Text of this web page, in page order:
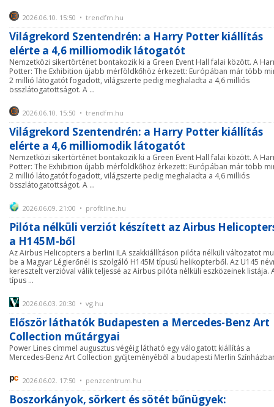
2026.06.10. 15:50 • trendfm.hu
Világrekord Szentendrén: a Harry Potter kiállítás
elérte a 4,6 milliomodik látogatót
Nemzetközi sikertörténet bontakozik ki a Green Event Hall falai között. A
Potter: The Exhibition újabb mérföldkőhöz érkezett: Európában már több
2 millió látogatót fogadott, világszerte pedig meghaladta a 4,6 milliós
összlátogatottságot. A ...
2026.06.10. 15:50 • trendfm.hu
Világrekord Szentendrén: a Harry Potter kiállítás
elérte a 4,6 milliomodik látogatót
Nemzetközi sikertörténet bontakozik ki a Green Event Hall falai között. A
Potter: The Exhibition újabb mérföldkőhöz érkezett: Európában már több
2 millió látogatót fogadott, világszerte pedig meghaladta a 4,6 milliós
összlátogatottságot. A ...
2026.06.09. 21:00 • profitline.hu
Pilóta nélküli verziót készített az Airbus
a H145M-ből
Az Airbus Helicopters a berlini ILA szakkiállításon pilóta nélküli változatot
be a Magyar Légierőnél is szolgáló H145M típusú helikopterből. Az U145
keresztelt verzióval válik teljessé az Airbus pilóta nélküli eszközeinek listája.
típus ...
2026.06.03. 20:30 • vg.hu
Először láthatók Budapesten a Mercedes-Benz Art
Collection műtárgyai
Power Lines címmel augusztus végéig látható egy válogatott kiállítás a
Mercedes-Benz Art Collection gyűjteményéből a budapesti Merlin
2026.06.02. 17:50 • penzcentrum.hu
Boszorkányok, sörkert és sötét bűnügyek: